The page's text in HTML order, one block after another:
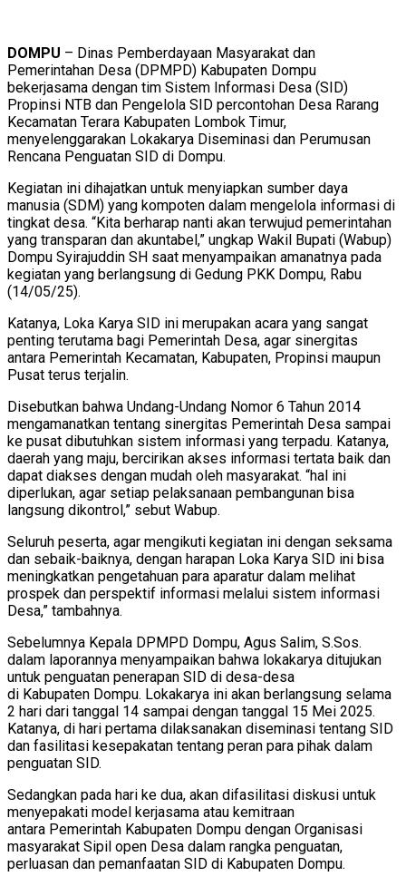
DOMPU – Dinas Pemberdayaan Masyarakat dan
Pemerintahan Desa (DPMPD) Kabupaten Dompu
bekerjasama dengan tim Sistem Informasi Desa (SID)
Propinsi NTB dan Pengelola SID percontohan Desa Rarang
Kecamatan Terara Kabupaten Lombok Timur,
menyelenggarakan Lokakarya Diseminasi dan Perumusan
Rencana Penguatan SID di Dompu.
Kegiatan ini dihajatkan untuk menyiapkan sumber daya
manusia (SDM) yang kompoten dalam mengelola informasi di
tingkat desa. “Kita berharap nanti akan terwujud pemerintahan
yang transparan dan akuntabel,” ungkap Wakil Bupati (Wabup)
Dompu Syirajuddin SH saat menyampaikan amanatnya pada
kegiatan yang berlangsung di Gedung PKK Dompu, Rabu
(14/05/25).
Katanya, Loka Karya SID ini merupakan acara yang sangat
penting terutama bagi Pemerintah Desa, agar sinergitas
antara Pemerintah Kecamatan, Kabupaten, Propinsi maupun
Pusat terus terjalin.
Disebutkan bahwa Undang-Undang Nomor 6 Tahun 2014
mengamanatkan tentang sinergitas Pemerintah Desa sampai
ke pusat dibutuhkan sistem informasi yang terpadu. Katanya,
daerah yang maju, bercirikan akses informasi tertata baik dan
dapat diakses dengan mudah oleh masyarakat. “hal ini
diperlukan, agar setiap pelaksanaan pembangunan bisa
langsung dikontrol,” sebut Wabup.
Seluruh peserta, agar mengikuti kegiatan ini dengan seksama
dan sebaik-baiknya, dengan harapan Loka Karya SID ini bisa
meningkatkan pengetahuan para aparatur dalam melihat
prospek dan perspektif informasi melalui sistem informasi
Desa,” tambahnya.
Sebelumnya Kepala DPMPD Dompu, Agus Salim, S.Sos.
dalam laporannya menyampaikan bahwa lokakarya ditujukan
untuk penguatan penerapan SID di desa-desa
di Kabupaten Dompu. Lokakarya ini akan berlangsung selama
2 hari dari tanggal 14 sampai dengan tanggal 15 Mei 2025.
Katanya, di hari pertama dilaksanakan diseminasi tentang SID
dan fasilitasi kesepakatan tentang peran para pihak dalam
penguatan SID.
Sedangkan pada hari ke dua, akan difasilitasi diskusi untuk
menyepakati model kerjasama atau kemitraan
antara Pemerintah Kabupaten Dompu dengan Organisasi
masyarakat Sipil open Desa dalam rangka penguatan,
perluasan dan pemanfaatan SID di Kabupaten Dompu.